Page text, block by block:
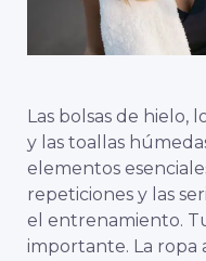
Las bolsas de hielo,
y las toallas
elementos
repeticiones y las
el entrenamiento.
importante. La ropa